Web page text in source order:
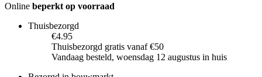
Online beperkt op voorraad
Thuisbezorgd
€4.95
Thuisbezorgd gratis vanaf €50
Vandaag besteld, woensdag 12 augustus in huis